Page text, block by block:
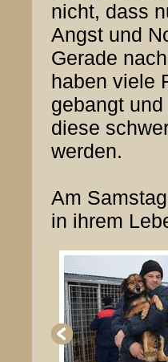
nicht, dass
Angst und
Gerade
haben viele
gebangt
diese
werden.
Am
in ihrem